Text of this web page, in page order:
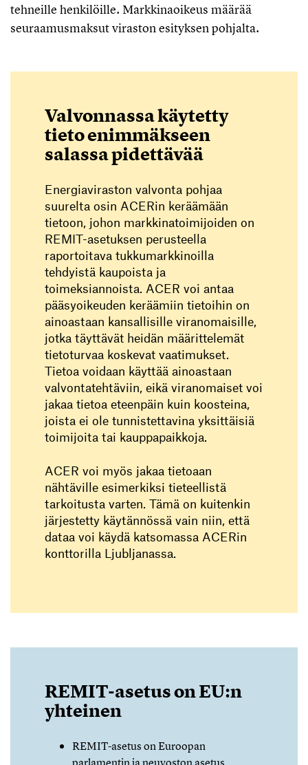
tehneille henkilöille. Markkinaoikeus määrää
seuraamusmaksut viraston esityksen pohjalta.
Valvonnassa käytetty
tieto enimmäkseen
salassa pidettävää
Energiaviraston valvonta pohjaa
suurelta osin ACERin keräämään
tietoon, johon markkinatoimijoiden on
REMIT-asetuksen perusteella
raportoitava tukkumarkkinoilla
tehdyistä kaupoista ja
toimeksiannoista. ACER voi antaa
pääsyoikeuden keräämiin tietoihin on
ainoastaan kansallisille viranomaisille,
jotka täyttävät heidän määrittelemät
tietoturvaa koskevat vaatimukset.
Tietoa voidaan käyttää ainoastaan
valvontatehtäviin, eikä viranomaiset voi
jakaa tietoa eteenpäin kuin koosteina,
joista ei ole tunnistettavina yksittäisiä
toimijoita tai kauppapaikkoja.
ACER voi myös jakaa tietoaan
nähtäville esimerkiksi tieteellistä
tarkoitusta varten. Tämä on kuitenkin
järjestetty käytännössä vain niin, että
dataa voi käydä katsomassa ACERin
konttorilla Ljubljanassa.
REMIT-asetus on EU:n
yhteinen
REMIT-asetus on Euroopan